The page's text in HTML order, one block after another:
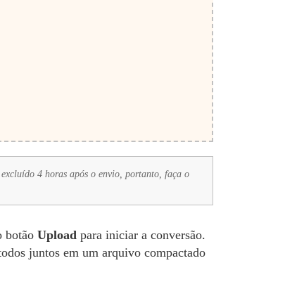
4 horas após o envio, portanto, faça o
botão Uploadpara iniciar a conversão.
juntos em um arquivo compactado